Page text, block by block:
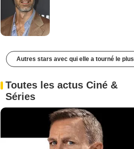
Autres stars avec qui elle a tourné le plus
Toutes les actus Ciné &
Séries